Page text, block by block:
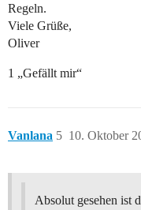
Regeln.
Viele Grüße,
Oliver
1 „Gefällt mir“
Vanlana 10. Oktober
5
Absolut gesehen ist